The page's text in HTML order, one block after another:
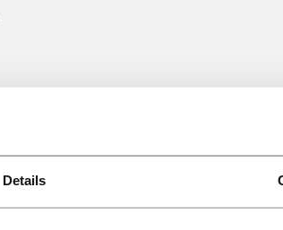
Details